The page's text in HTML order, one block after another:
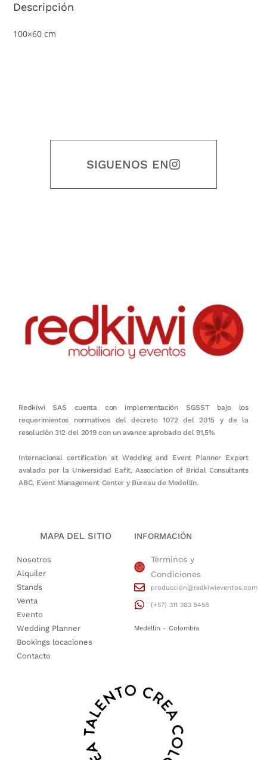
Descripción
100×60 cm
SIGUENOS EN
Redkiwi SAS cuenta con implementación SGSST bajo los
requerimientos normativos del decreto 1072 del 2015 y de la
resolución 312 del 2019 con un avance aprobado del 91,5%
Internacional certification at Wedding and Event Planner Expert
avalado por la Universidad Eafit, Association of Bridal Consultants
ABC, Event Management Center y Bureau de Medellín.
MAPA DEL SITIO
Nosotros
Alquiler
Stands
Venta
Evento
Wedding Planner
Bookings locaciones
Contacto
INFORMACIÓN
Términos y
Condiciones
producción@redkiwieventos.com
(+57) 311 383 5458
Medellin - Colombia